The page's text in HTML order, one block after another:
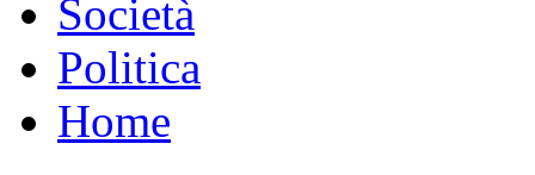
Società
Politica
Home